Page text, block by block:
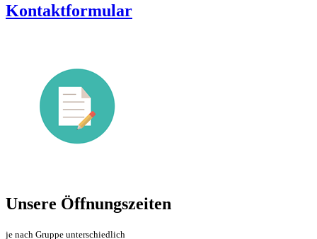
Kontaktformular
Unsere Öffnungszeiten
je nach Gruppe unterschiedlich